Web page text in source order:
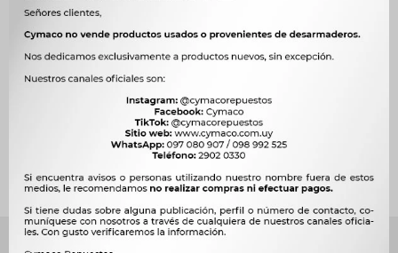
Inténtalo nuevamente con otros criterios de filtrado o busca en
otras secciones de nuestro catálogo.
Inyector Compatibilidad:
Te recomendamos quitar: Compatibilidad: ZNA